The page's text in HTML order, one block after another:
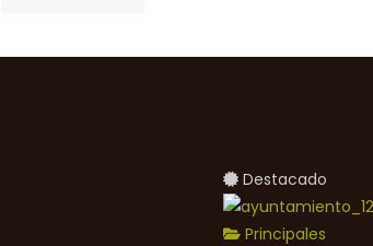
Destacado
Principales